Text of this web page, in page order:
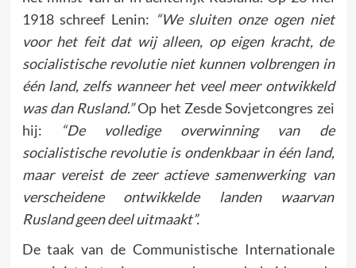
1918 schreef Lenin: “We sluiten onze ogen niet
voor het feit dat wij alleen, op eigen kracht, de
socialistische revolutie niet kunnen volbrengen in
één land, zelfs wanneer het veel meer ontwikkeld
was dan Rusland.”Op het Zesde Sovjetcongres zei
hij:
“De volledige overwinning van de
socialistische revolutie is ondenkbaar in één land,
maar vereist de zeer actieve samenwerking van
verscheidene ontwikkelde landen waarvan
Rusland geen deel uitmaakt”.
De taak van de Communistische Internationale